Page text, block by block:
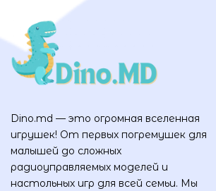
Dino.md — это огромная вселенная
игрушек! От первых погремушек для
малышей до сложных
радиоуправляемых моделей и
настольных игр для всей семьи. Мы